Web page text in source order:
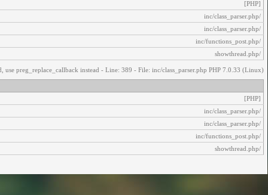
[PHP]
/inc/class_parser.php
/inc/class_parser.php
/inc/functions_post.php
/showthread.php
preg_replace_callback instead - Line: 389 - File: inc/class_parser.php PHP 7.0.33 (Linux)
[PHP]
/inc/class_parser.php
/inc/class_parser.php
/inc/functions_post.php
/showthread.php